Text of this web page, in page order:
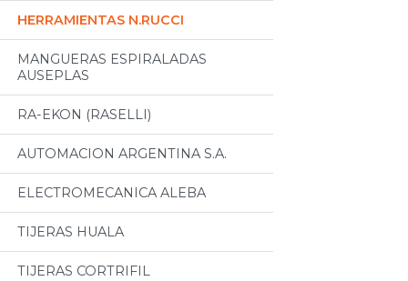
HERRAMIENTAS N.RUCCI
MANGUERAS ESPIRALADAS
AUSEPLAS
RA-EKON (RASELLI)
AUTOMACION ARGENTINA S.A.
ELECTROMECANICA ALEBA
TIJERAS HUALA
TIJERAS CORTRIFIL